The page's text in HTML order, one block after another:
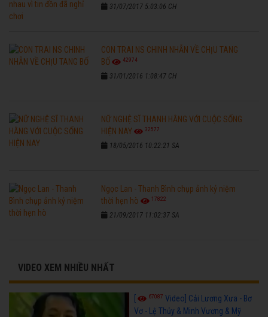
31/07/2017 5:03:06 CH
CON TRAI NS CHINH NHẪN VỀ CHỊU TANG
BỐ
42974
31/01/2016 1:08:47 CH
NỮ NGHỆ SĨ THANH HẰNG VỚI CUỘC SỐNG
HIỆN NAY
32577
18/05/2016 10:22:21 SA
Ngọc Lan - Thanh Bình chụp ảnh kỷ niệm
thời hẹn hò
17822
21/09/2017 11:02:37 SA
VIDEO XEM NHIỀU NHẤT
[ 67087 Video] Cải Lương Xưa - Bơ
Vơ - Lệ Thủy & Minh Vương & Mỹ